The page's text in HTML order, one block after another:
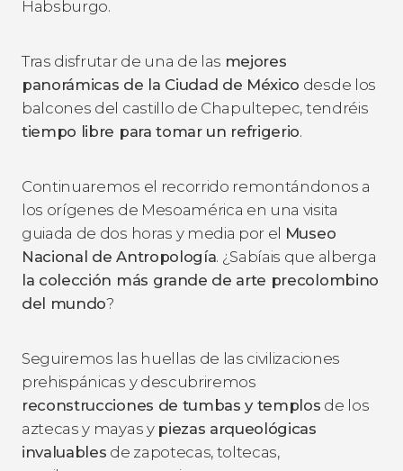
Habsburgo.
Tras disfrutar de una de las mejores
panorámicas de la Ciudad de México desde los
balcones del castillo de Chapultepec, tendréis
tiempo libre para tomar un refrigerio.
Continuaremos el recorrido remontándonos a
los orígenes de Mesoamérica en una visita
guiada de dos horas y media por el Museo
Nacional de Antropología. ¿Sabíais que alberga
la colección más grande de arte precolombino
del mundo?
Seguiremos las huellas de las civilizaciones
prehispánicas y descubriremos
reconstrucciones de tumbas y templos de los
aztecas y mayas y piezas arqueológicas
invaluables de zapotecas, toltecas,